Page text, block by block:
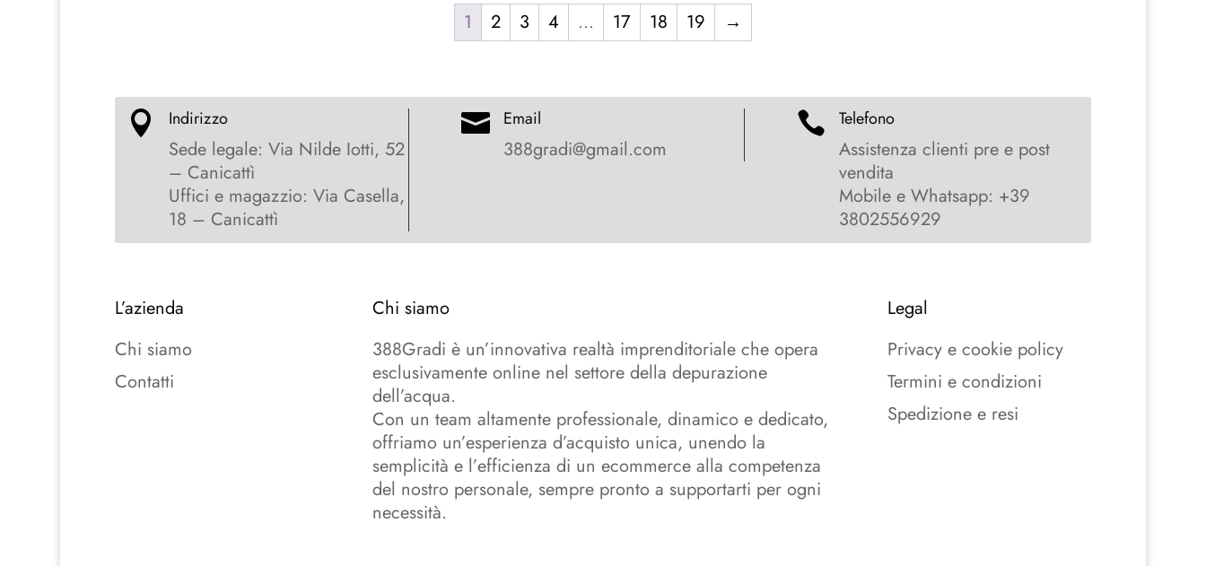
1 2 3 4 … 17 18 19 →
 Indirizzo
Sede legale: Via Nilde Iotti, 52
– Canicattì
Uffici e magazzio: Via Casella,
18 – Canicattì
 Email
388gradi@gmail.com
 Telefono
Assistenza clienti pre e post
vendita
Mobile e Whatsapp: +39
3802556929
L’azienda
Chi siamo
Contatti
Chi siamo
388Gradi è un’innovativa realtà imprenditoriale che opera
esclusivamente online nel settore della depurazione
dell’acqua.
Con un team altamente professionale, dinamico e dedicato,
offriamo un’esperienza d’acquisto unica, unendo la
semplicità e l’efficienza di un ecommerce alla competenza
del nostro personale, sempre pronto a supportarti per ogni
necessità.
Legal
Privacy e cookie policy
Termini e condizioni
Spedizione e resi